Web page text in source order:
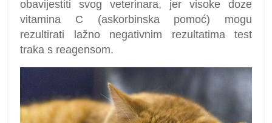
obavijestiti svog veterinara, jer visoke doze
vitamina C (askorbinska pomoć) mogu
rezultirati lažno negativnim rezultatima test
traka s reagensom.